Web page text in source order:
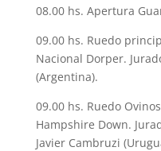
08.00 hs. Apertura
09.00 hs. Ruedo
Nacional Dorper.
(Argentina).
09.00 hs. Ruedo
Hampshire Down.
Javier Cambruzi